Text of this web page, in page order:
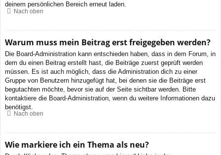
deinem persönlichen Bereich erneut laden.
Nach oben
Warum muss mein Beitrag erst freigegeben werden?
Die Board-Administration kann entschieden haben, dass in dem Forum, in
dem du einen Beitrag erstellt hast, die Beiträge zuerst geprüft werden
müssen. Es ist auch möglich, dass die Administration dich zu einer
Gruppe von Benutzern hinzugefügt hat, bei denen sie die Beiträge erst
begutachten möchte, bevor sie auf der Seite sichtbar werden. Bitte
kontaktiere die Board-Administration, wenn du weitere Informationen dazu
benötigst.
Nach oben
Wie markiere ich ein Thema als neu?